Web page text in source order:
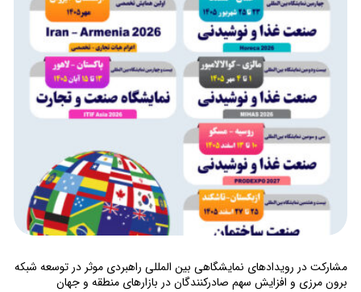
مشارکت در رویدادهای نمایشگاهی بین المللی راهبردی موثر در توسعه شبکه
برون مرزی و افزایش سهم صادرکنندگان در بازارهای منطقه و جهان